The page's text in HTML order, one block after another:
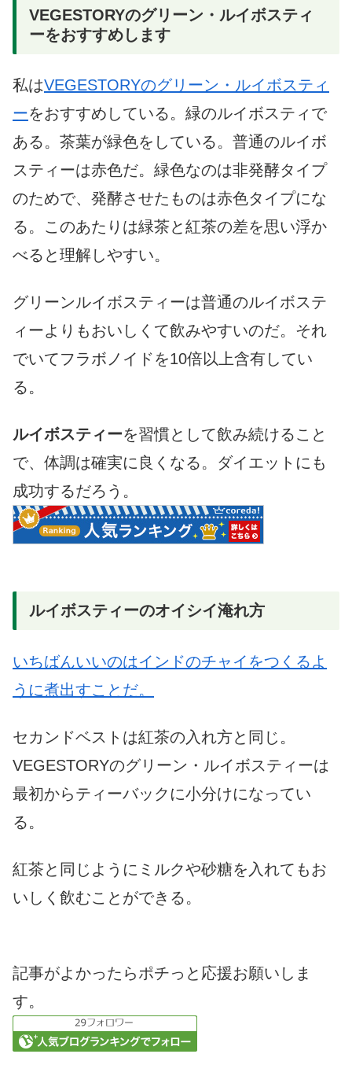
VEGESTORYのグリーン・ルイボスティ
ーをおすすめします
私はVEGESTORYのグリーン・ルイボスティ
ーをおすすめしている。緑のルイボスティで
ある。茶葉が緑色をしている。普通のルイボ
スティーは赤色だ。緑色なのは非発酵タイプ
のためで、発酵させたものは赤色タイプにな
る。このあたりは緑茶と紅茶の差を思い浮か
べると理解しやすい。
グリーンルイボスティーは普通のルイボステ
ィーよりもおいしくて飲みやすいのだ。それ
でいてフラボノイドを10倍以上含有してい
る。
ルイボスティーを習慣として飲み続けること
で、体調は確実に良くなる。ダイエットにも
成功するだろう。
ルイボスティーのオイシイ淹れ方
いちばんいいのはインドのチャイをつくるよ
うに煮出すことだ。
セカンドベストは紅茶の入れ方と同じ。
VEGESTORYのグリーン・ルイボスティーは
最初からティーバックに小分けになってい
る。
紅茶と同じようにミルクや砂糖を入れてもお
いしく飲むことができる。
記事がよかったらポチっと応援お願いしま
す。